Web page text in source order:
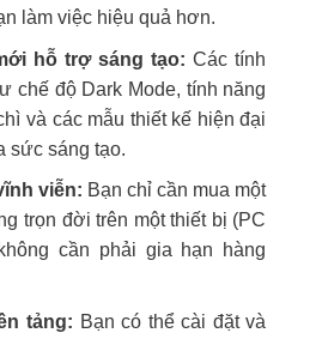
làm việc hiệu quả hơn.
hỗ trợ sáng tạo: Các tính
chế độ Dark Mode, tính năng
và các mẫu thiết kế hiện đại
sức sáng tạo.
viễn: Bạn chỉ cần mua một
trọn đời trên một thiết bị (PC
cần phải gia hạn hàng
tảng: Bạn có thể cài đặt và